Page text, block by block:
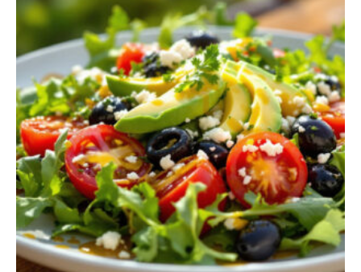
BATATA FRITA
$385,00
Quantidade
de
Batata
Frita
Adicionar